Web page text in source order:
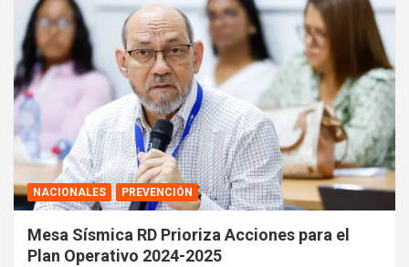
NACIONALES PREVENCIÓN
Mesa Sísmica RD Prioriza Acciones para el
Plan Operativo 2024-2025